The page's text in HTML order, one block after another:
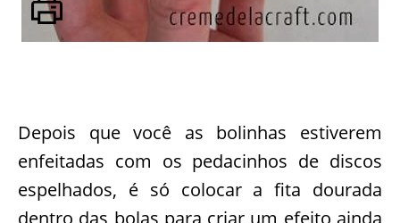
Depois que você as bolinhas estiverem
enfeitadas com os pedacinhos de discos
espelhados, é só colocar a fita dourada
dentro das bolas para criar um efeito ainda